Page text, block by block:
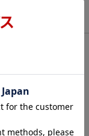
門】受賞！★
会看護書大賞202
点の中から大賞を